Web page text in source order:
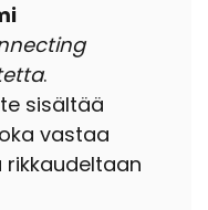
.
sisältää
vastaa